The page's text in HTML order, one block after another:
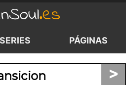
.es
SERIES PÁGINAS
>